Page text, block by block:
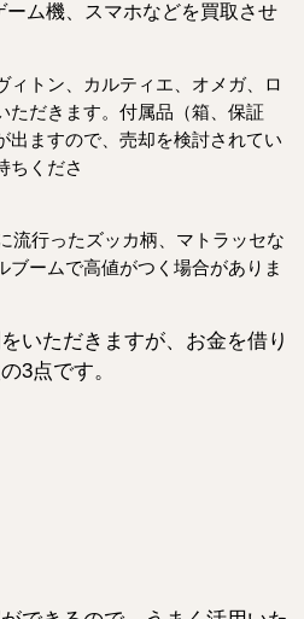
ム機、スマホなどを買取させ
ィトン、カルティエ、オメガ、ロ
だきます。 付属品（箱、保証
出ますので、売却を検討されてい
ちくださ
流行ったズッカ柄、マトラッセな
ブームで高値がつく場合がありま
いただきますが、お金を借り
3点です。